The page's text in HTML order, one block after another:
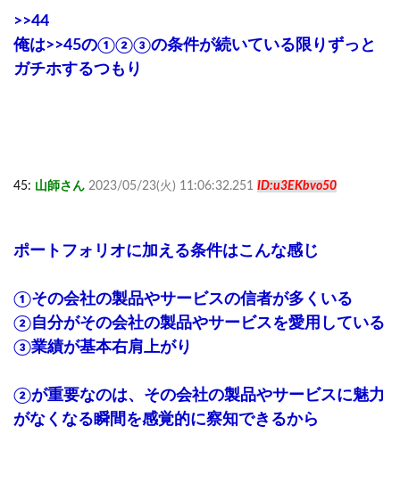
>>44
俺は>>45の①②③の条件が続いている限りずっと
ガチホするつもり
45: 山師さん 2023/05/23(火) 11:06:32.251 ID:u3EKbvo50
ポートフォリオに加える条件はこんな感じ
①その会社の製品やサービスの信者が多くいる
②自分がその会社の製品やサービスを愛用している
③業績が基本右肩上がり
②が重要なのは、その会社の製品やサービスに魅力
がなくなる瞬間を感覚的に察知できるから